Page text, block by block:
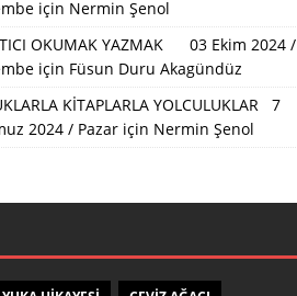
için Nermin Şenol
OKUMAK YAZMAK 03 Ekim 2024 /
için Füsun Duru Akagündüz
KİTAPLARLA YOLCULUKLAR 7
2024 / Pazariçin Nermin Şenol